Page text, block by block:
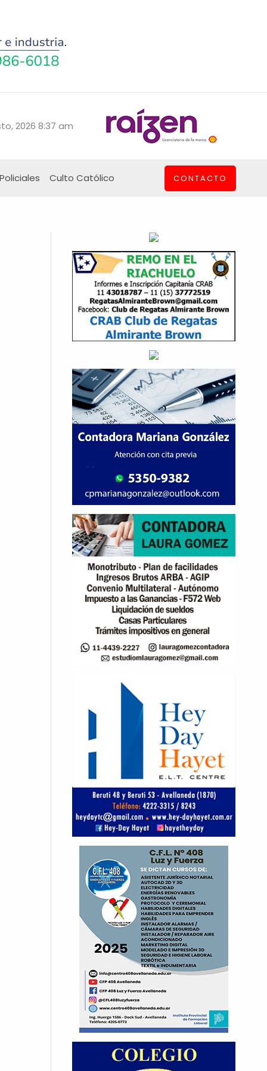
2026 8:37 am
Policiales Culto Católico CONTACTO